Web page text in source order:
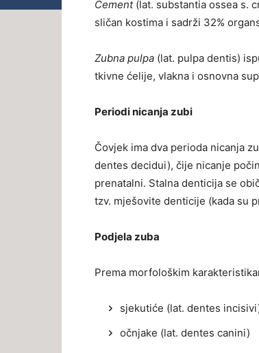
Cement(lat. substantia ossea s.
sličan kostima i sadrži 32%
Zubna pulpa (lat. pulpa dentis)
tkivne ćelije, vlakna i osnovna
Periodi nicanja zubi
Čovjek ima dva perioda nicanja
dentes decidui), čije nicanje
prenatalni. Stalna denticija se
tzv. mješovite denticije (kada su
Podjela zuba
Prema morfološkim
sjekutiće (lat. dentes
očnjake (lat. dentes canini)